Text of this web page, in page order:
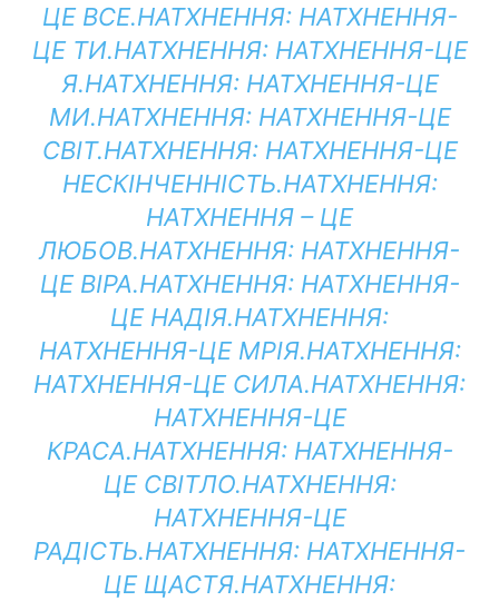
ЦЕ ВСЕ.НАТХНЕННЯ:НАТХНЕННЯ-
ЦЕ ТИ.НАТХНЕННЯ:НАТХНЕННЯ-ЦЕ
Я.НАТХНЕННЯ:НАТХНЕННЯ-ЦЕ
МИ.НАТХНЕННЯ:НАТХНЕННЯ-ЦЕ
СВІТ.НАТХНЕННЯ:НАТХНЕННЯ-ЦЕ
НЕСКІНЧЕННІСТЬ.НАТХНЕННЯ:
НАТХНЕННЯ – ЦЕ
ЛЮБОВ.НАТХНЕННЯ: НАТХНЕННЯ-
ЦЕ ВІРА.НАТХНЕННЯ:НАТХНЕННЯ-
ЦЕ НАДІЯ.НАТХНЕННЯ:
НАТХНЕННЯ-ЦЕ МРІЯ.НАТХНЕННЯ:
НАТХНЕННЯ-ЦЕ СИЛА.НАТХНЕННЯ:
НАТХНЕННЯ-ЦЕ
КРАСА.НАТХНЕННЯ:НАТХНЕННЯ-
ЦЕ СВІТЛО.НАТХНЕННЯ:
НАТХНЕННЯ-ЦЕ
РАДІСТЬ.НАТХНЕННЯ: НАТХНЕННЯ-
ЦЕ ЩАСТЯ.НАТХНЕННЯ: